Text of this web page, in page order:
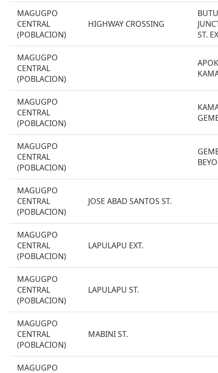
MAGUGPO
CENTRAL
(POBLACION)
HIGHWAY CROSSING
ST.
MAGUGPO
CENTRAL
(POBLACION)
MAGUGPO
CENTRAL
(POBLACION)
MAGUGPO
CENTRAL
(POBLACION)
MAGUGPO
CENTRAL
(POBLACION)
JOSE ABAD SANTOS ST.
MAGUGPO
CENTRAL
(POBLACION)
LAPULAPU EXT.
MAGUGPO
CENTRAL
(POBLACION)
LAPULAPU ST.
MAGUGPO
CENTRAL
(POBLACION)
MABINI ST.
MAGUGPO